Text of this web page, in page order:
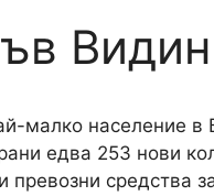
Видин
малко население
едва 253 нови
превозни средства